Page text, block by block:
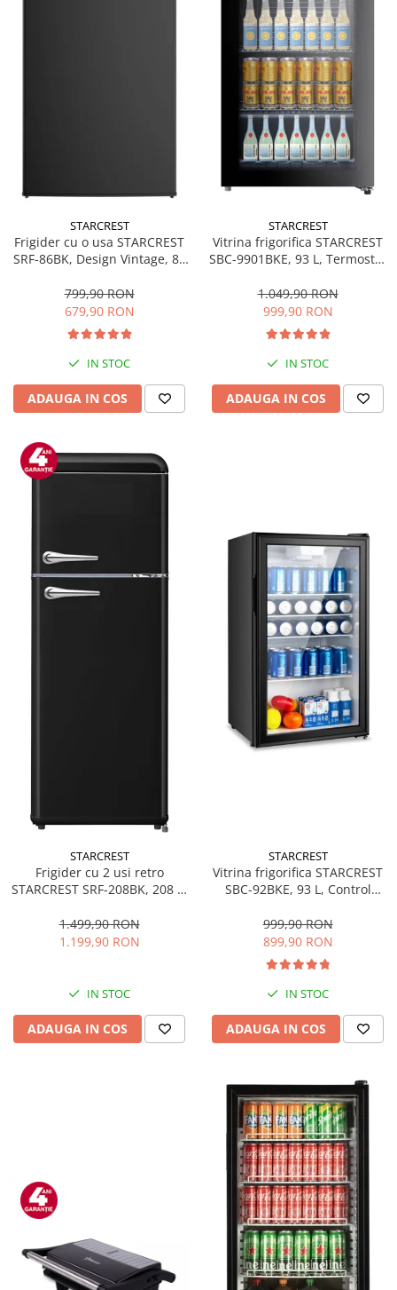
Accesorii aparate climatizare
Aeroterme
Aparate de spalat cu presiune
Climatizare
Purificatoare
Ingrijire personala
Aparate & Accesorii ingrijire
personala
Obiecte sanitare
Accesorii
STARCREST
Frigider cu o usa STARCREST
SRF-86BK, Design Vintage, 85
interioara, H 84 cm, Negru
799,90 RON
679,90 RON
IN STOC
ADAUGA IN COS
STARCREST
Vitrina frigorifica STARCREST
SBC-9901BKE, 93 L, Termostat
sticla, H 84.5 cm, Negru
1.049,90 RON
999,90 RON
IN STOC
ADAUGA IN COS
STARCREST
Frigider cu 2 usi retro
STARCREST SRF-208BK, 208 L,
Iluminare LED, Termostat
Reglabil, H 147 cm, Negru
1.499,90 RON
1.199,90 RON
IN STOC
ADAUGA IN COS
STARCREST
Vitrina frigorifica STARCREST
SBC-92BKE, 93 L, Control
83.2 cm, Negru
999,90 RON
899,90 RON
IN STOC
ADAUGA IN COS